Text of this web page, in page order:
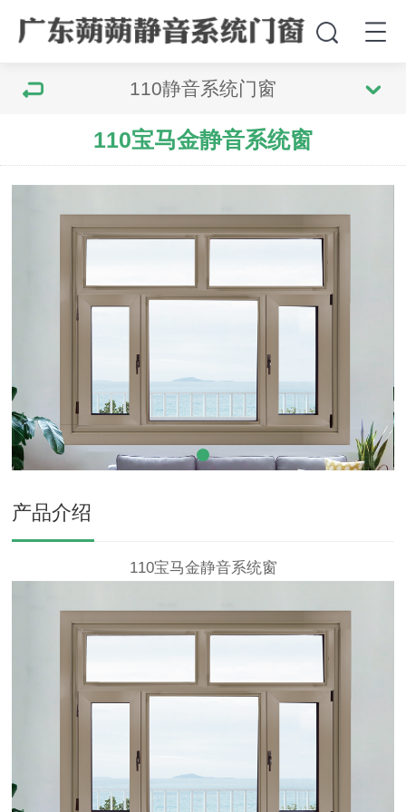
110静音系统门窗
110宝马金静音系统窗
产品介绍
110宝马金静音系统窗